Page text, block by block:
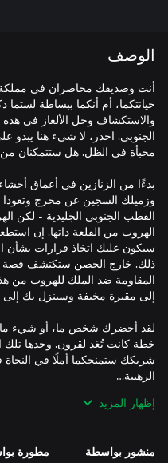
الوصف
أنت وصديقك محاصران في
خيانتكما، أم أنكما ببساطة
والاستكشاف وحل الألغاز في
الجنوبي. احذر، لا شيء هنا يبدو
بدءًا من الزنازين في أعماق
وزميلك السجين عن مخرج
القطب الجنوبي الجليدية - لكن
الهروب من القلعة ذاتها. إن
سيكون عليك اتخاذ قرارات بشأن
ذلك. خارج الحصن ستكتشف قصة
المقاومة ضد الملك للهروب من
لقد أحضرك شخص ما، أو شيء
خطة كانت تُعَد لقرون. وحدها تلك
شريكك ستمنحكما أملًا في
ملحوظة: هذه اللعبة تعاونية فهي
إظهار المزيد
منشور بواسطة مطورة